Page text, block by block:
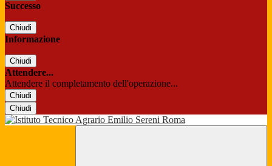
Successo
Chiudi
Informazione
Chiudi
Attendere...
Attendere il completamento dell'operazione...
Chiudi
Chiudi